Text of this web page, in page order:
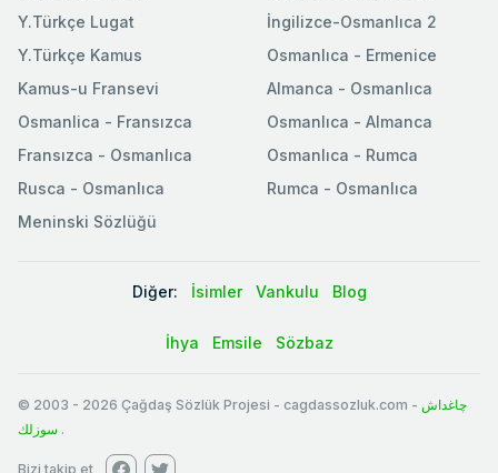
Y.Türkçe Lugat
Y.Türkçe Kamus
İngilizce-Osmanlıca 2
Osmanlıca - Ermenice
Kamus-u Fransevi
Osmanlica - Fransızca
Fransızca - Osmanlıca
Rusca - Osmanlıca
Meninski Sözlüğü
Almanca - Osmanlıca
Osmanlıca - Almanca
Osmanlıca - Rumca
Rumca - Osmanlıca
Diğer: İsimler Vankulu Blog
İhya Emsile Sözbaz
© 2003 - 2026 Çağdaş Sözlük Projesi - cagdassozluk.com - چاغداش
سوزلك .
Bizi takip et